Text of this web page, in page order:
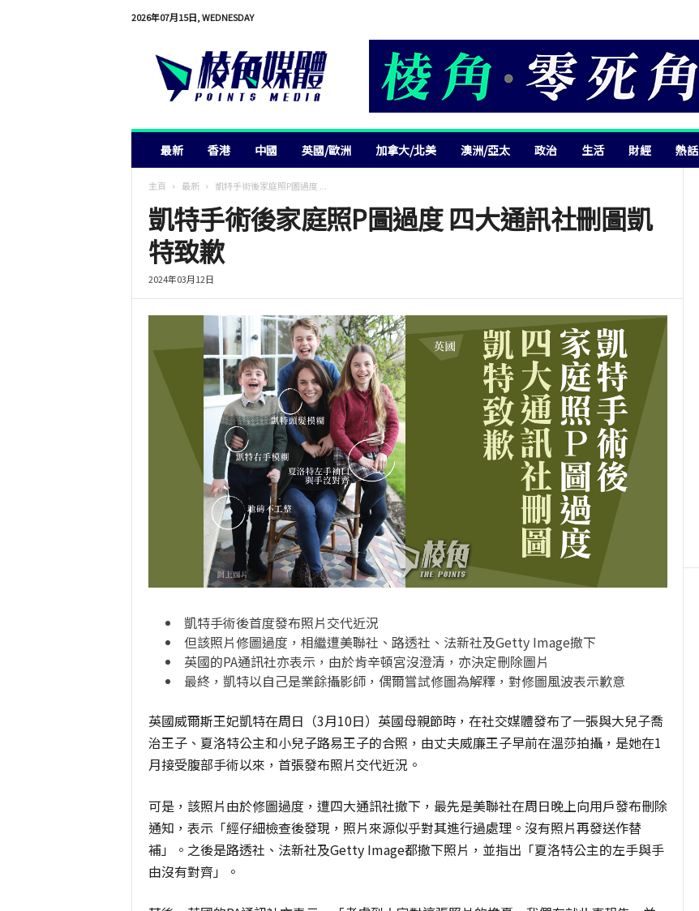
2026年07月15日, WEDNESDAY
最新 香港 中國 英國/歐洲 加拿大/北美 澳洲/亞太 政治 生活 財經 熱話
主頁 最新 凱特手術後家庭照P圖過度 ...
凱特手術後家庭照P圖過度 四大通訊社刪圖凱
特致歉
2024年03月12日
凱特手術後首度發布照片交代近況
但該照片修圖過度，相繼遭美聯社、路透社、法新社及Getty Image撤下
英國的PA通訊社亦表示，由於肯辛頓宮沒澄清，亦決定刪除圖片
最終，凱特以自己是業餘攝影師，偶爾嘗試修圖為解釋，對修圖風波表示歉意
英國威爾斯王妃凱特在周日（3月10日）英國母親節時，在社交媒體發布了一張與大兒子喬
治王子、夏洛特公主和小兒子路易王子的合照，由丈夫威廉王子早前在溫莎拍攝，是她在1
月接受腹部手術以來，首張發布照片交代近況。
可是，該照片由於修圖過度，遭四大通訊社撤下，最先是美聯社在周日晚上向用戶發布刪除
通知，表示「經仔細檢查後發現，照片來源似乎對其進行過處理。沒有照片再發送作替
補」。之後是路透社、法新社及Getty Image都撤下照片，並指出「夏洛特公主的左手與手
由沒有對齊」。